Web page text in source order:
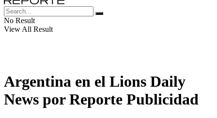
No Result
View All Result
Argentina en el Lions Daily
News por Reporte Publicidad